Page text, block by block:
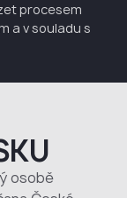
procesem
a v souladu s
osobě